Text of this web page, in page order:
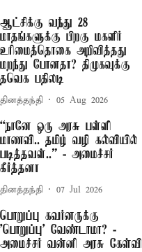
ஆட்சிக்கு வந்து 28
மாதங்களுக்கு பிறகு மகளிர்
உரிமைத்தொகை அறிவித்தது
மறந்து போனதா? திமுகவுக்கு
தவெக பதிலடி
தினத்தந்தி 05 Aug 2026
“நானே ஒரு அரசு பள்ளி
மாணவி.. தமிழ் வழி கல்வியில்
படித்தவள்..” - அமைச்சர்
கீர்த்தனா
தினத்தந்தி 07 Jul 2026
பொறுப்பு கவர்னருக்கு
'பொறுப்பு' வேண்டாமா? -
அமைச்சர் வன்னி அரசு கேள்வி